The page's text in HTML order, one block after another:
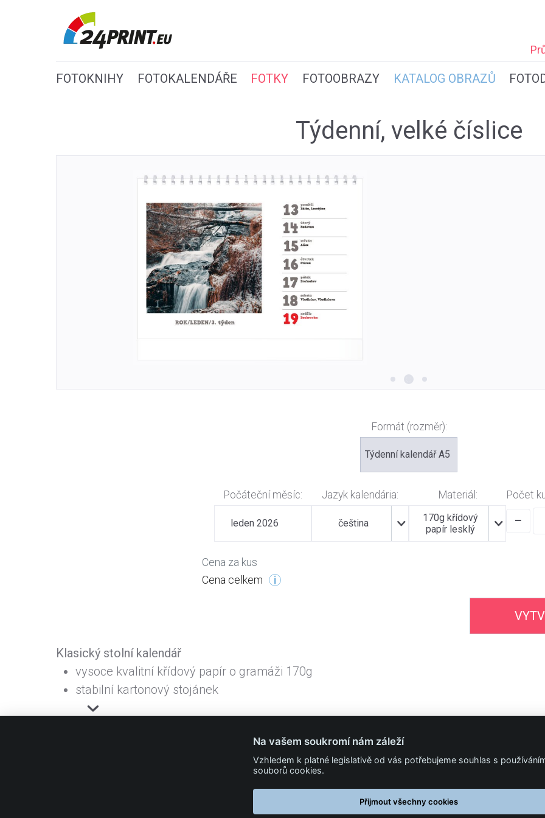
FOTOKNIHY FOTOKALENDÁŘE FOTKY FOTOOBRAZY KATALOG OBRAZŮ
Týdenní, velké číslice
Formát (rozměr):
Týdenní kalendář A5
Počáteční měsíc:
leden 2026
Jazyk kalendária:
čeština
Materiál:
170g křídový
papír lesklý
Počet
−
Cena za kus
Cena celkem
Klasický stolní kalendář
vysoce kvalitní křídový papír o gramáži 170g
stabilní kartonový stojánek
Obchodní podmínky
Technické podmínky
Na vašem soukromí nám záleží
Vzhledem k platné legislativě od vás potřebujeme souhlas s
souborů cookies.
Přijmout všechny cookies